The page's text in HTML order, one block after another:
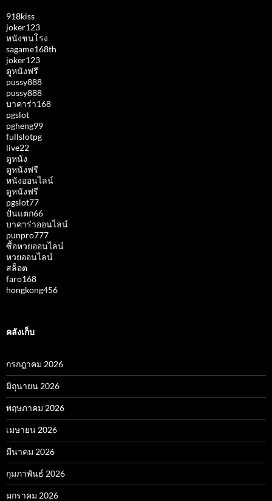
918kiss
joker123
หนังชนโรง
sagame168th
joker123
ดูหนังฟรี
pussy888
pussy888
บาคาร่า168
pgslot
pgheng99
fullslotpg
live22
ดูหนัง
ดูหนังฟรี
หนังออนไลน์
ดูหนังฟรี
pgslot77
ปั่นแตก66
บาคาร่าออนไลน์
punpro777
ซื้อหวยออนไลน์
หวยออนไลน์
สล็อต
faro168
hongkong456
คลังเก็บ
กรกฎาคม 2026
มิถุนายน 2026
พฤษภาคม 2026
เมษายน 2026
มีนาคม 2026
กุมภาพันธ์ 2026
มกราคม 2026